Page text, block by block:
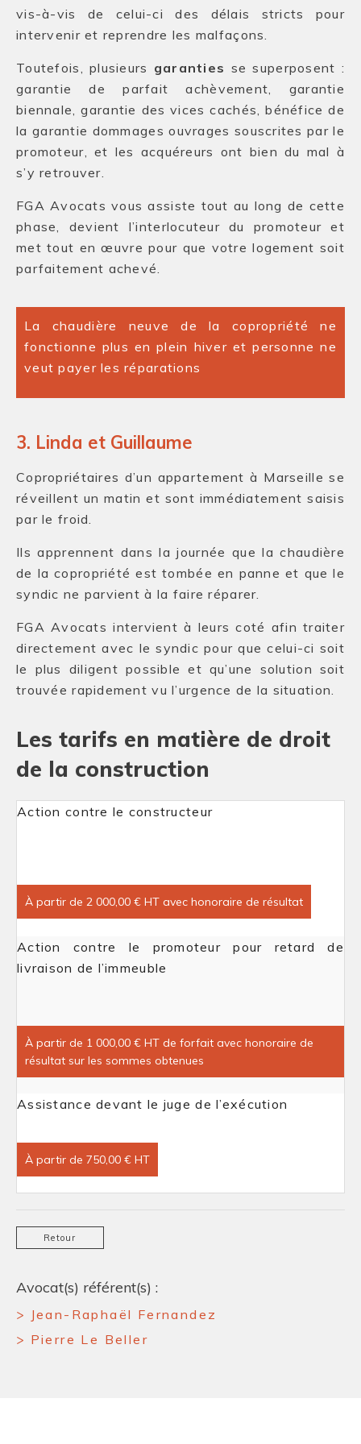
vis-à-vis de celui-ci des délais stricts pour
intervenir et reprendre les malfaçons.
Toutefois, plusieurs garanties se superposent :
garantie de parfait achèvement, garantie
biennale, garantie des vices cachés, bénéfice de
la garantie dommages ouvrages souscrites par le
promoteur, et les acquéreurs ont bien du mal à
s’y retrouver.
FGA Avocats vous assiste tout au long de cette
phase, devient l’interlocuteur du promoteur et
met tout en œuvre pour que votre logement soit
parfaitement achevé.
La chaudière neuve de la copropriété ne
fonctionne plus en plein hiver et personne ne
veut payer les réparations
3. Linda et Guillaume
Copropriétaires d’un appartement à Marseille se
réveillent un matin et sont immédiatement saisis
par le froid.
Ils apprennent dans la journée que la chaudière
de la copropriété est tombée en panne et que le
syndic ne parvient à la faire réparer.
FGA Avocats intervient à leurs coté afin traiter
directement avec le syndic pour que celui-ci soit
le plus diligent possible et qu’une solution soit
trouvée rapidement vu l’urgence de la situation.
Les tarifs en matière de droit
de la construction
Action contre le constructeur
À partir de 2 000,00 € HT avec honoraire de résultat
Action contre le promoteur pour retard de
livraison de l’immeuble
À partir de 1 000,00 € HT de forfait avec honoraire de
résultat sur les sommes obtenues
Assistance devant le juge de l’exécution
À partir de 750,00 € HT
Retour
Avocat(s) référent(s) :
Jean-Raphaël Fernandez
Pierre Le Beller